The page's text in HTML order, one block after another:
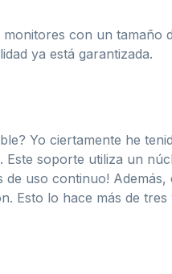
con un tamaño
ya está garantizada.
Yo ciertamente he
soporte utiliza un
uso continuo!
Esto lo hace más de